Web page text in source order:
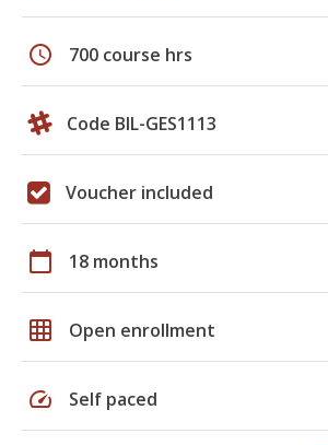
schedule 700 course hrs
Code BIL-GES1113
Voucher included
calendar_today 18 months
grid_on Open enrollment
speed Self paced